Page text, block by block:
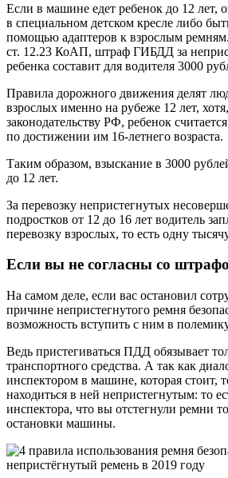
Если в машине едет ребенок до 12 лет,
в специальном детском кресле либо
помощью адаптеров к взрослым
ст. 12.23 КоАП, штраф ГИБДД за
ребенка составит для водителя 3000
Правила дорожного движения делят
взрослых именно на рубеже 12 лет,
законодательству РФ, ребенок
по достижении им 16-летнего возраста.
Таким образом, взыскание в 3000
до 12 лет.
За перевозку непристегнутых
подростков от 12 до 16 лет водитель
перевозку взрослых, то есть одну
Если вы не согласны со
На самом деле, если вас остановил
причине непристегнутого ремня
возможность вступить с ним в
Ведь пристегиваться ПДД обязывает
транспортного средства. А так как
инспектором в машине, которая стоит,
находиться в ней непристегнутым: то
инспектора, что вы отстегнули ремни
остановки машины.